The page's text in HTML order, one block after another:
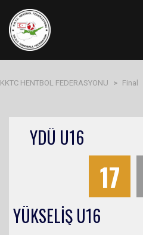
KKTC HENTBOL FEDERASYONU > Final
YDÜ U16
17
YÜKSELİŞ U16